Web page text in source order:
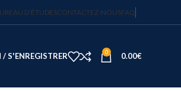
D’ÉTUDESCONTACTEZ-NOUSFAQ
S'ENREGISTRER 0 0.00€